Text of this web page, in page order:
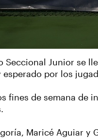
Seccional Junior se
esperado por los
fines de semana de
Maricé Aguiar y